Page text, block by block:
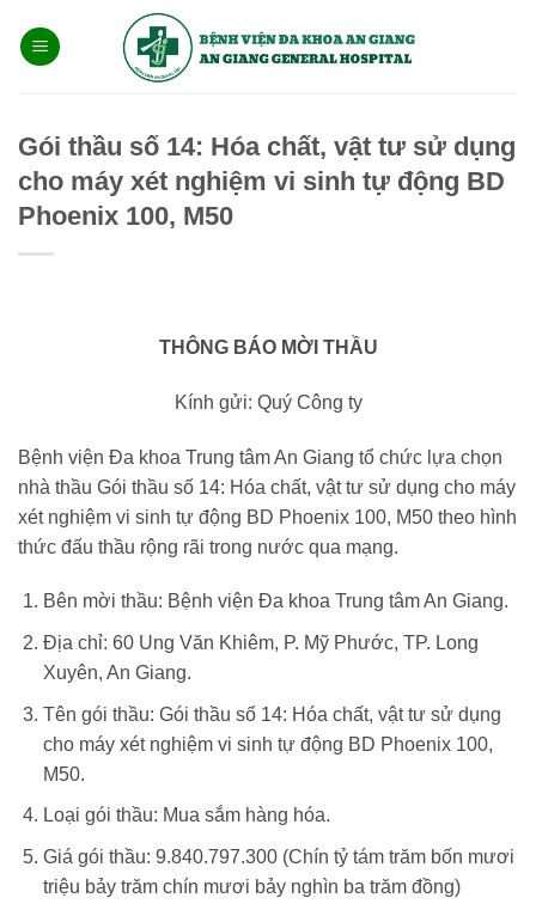
qua
Gói thầu số 14: Hóa chất, vật tư sử dụng
cho máy xét nghiệm vi sinh tự động BD
Phoenix 100, M50
THÔNG BÁO MỜI THẦU
Kính gửi: Quý Công ty
Bệnh viện Đa khoa Trung tâm An Giang tổ chức lựa chọn
nhà thầu Gói thầu số 14: Hóa chất, vật tư sử dụng cho máy
xét nghiệm vi sinh tự động BD Phoenix 100, M50 theo hình
thức đấu thầu rộng rãi trong nước qua mạng.
Bên mời thầu: Bệnh viện Đa khoa Trung tâm An Giang.
Địa chỉ: 60 Ung Văn Khiêm, P. Mỹ Phước, TP. Long
Xuyên, An Giang.
Tên gói thầu: Gói thầu số 14: Hóa chất, vật tư sử dụng
cho máy xét nghiệm vi sinh tự động BD Phoenix 100,
M50.
Loại gói thầu: Mua sắm hàng hóa.
Giá gói thầu: 9.840.797.300 (Chín tỷ tám trăm bốn mươi
triệu bảy trăm chín mươi bảy nghìn ba trăm đồng)